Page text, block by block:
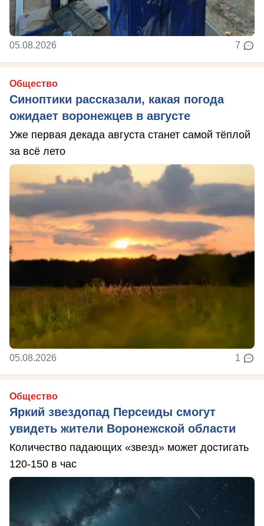
05.08.2026 7
Общество
Синоптики рассказали, какая погода
ожидает воронежцев в августе
Уже первая декада августа станет самой тёплой
за всё лето
05.08.2026 1
Общество
Яркий звездопад Персеиды смогут
увидеть жители Воронежской области
Количество падающих «звезд» может достигать
120-150 в час